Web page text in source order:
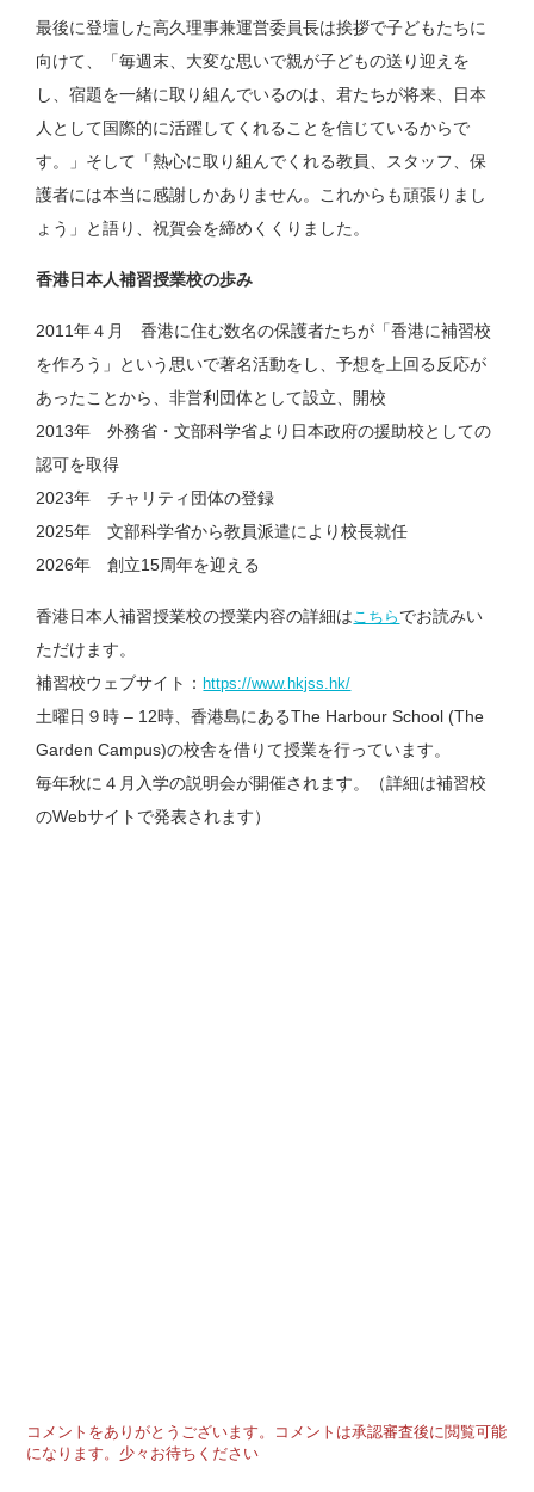
最後に登壇した高久理事兼運営委員長は挨拶で子どもたちに
向けて、「毎週末、大変な思いで親が子どもの送り迎えを
し、宿題を一緒に取り組んでいるのは、君たちが将来、日本
人として国際的に活躍してくれることを信じているからで
す。」そして「熱心に取り組んでくれる教員、スタッフ、保
護者には本当に感謝しかありません。これからも頑張りまし
ょう」と語り、祝賀会を締めくくりました。
香港日本人補習授業校の歩み
2011年４月 香港に住む数名の保護者たちが「香港に補習校
を作ろう」という思いで著名活動をし、予想を上回る反応が
あったことから、非営利団体として設立、開校
2013年 外務省・文部科学省より日本政府の援助校としての
認可を取得
2023年 チャリティ団体の登録
2025年 文部科学省から教員派遣により校長就任
2026年 創立15周年を迎える
香港日本人補習授業校の授業内容の詳細はこちら でお読みい
ただけます。
補習校ウェブサイト：https://www.hkjss.hk/
土曜日９時 – 12時、香港島にあるThe Harbour School (The
Garden Campus)の校舎を借りて授業を行っています。
毎年秋に４月入学の説明会が開催されます。（詳細は補習校
のWebサイトで発表されます）
コメントをありがとうございます。コメントは承認審査後に閲覧可能
になります。少々お待ちください